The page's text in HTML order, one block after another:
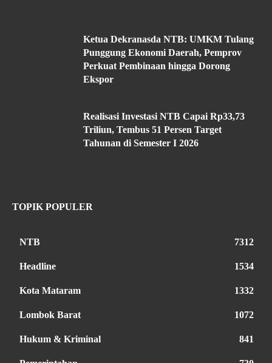
Ketua Dekranasda NTB: UMKM Tulang
Punggung Ekonomi Daerah, Pemprov
Perkuat Pembinaan hingga Dorong
Ekspor
Realisasi Investasi NTB Capai Rp33,73
Triliun, Tembus 51 Persen Target
Tahunan di Semester I 2026
TOPIK POPULER
NTB 7312
Headline 1534
Kota Mataram 1332
Lombok Barat 1072
Hukum & Kriminal 841